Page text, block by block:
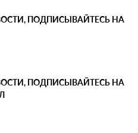
ПОДПИСЫВАЙТЕСЬ НА
ПОДПИСЫВАЙТЕСЬ НА